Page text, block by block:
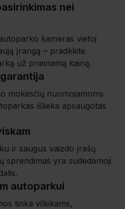
nei
kameras vietoj
įrangą – pradėkite
už prieinamą kainą.
mokesčių nuomojamoms
išlieka apsaugotas
ir saugus vaizdo įrašų
sprendimas yra sudedamoji
autoparkui
tinka vilkikams,